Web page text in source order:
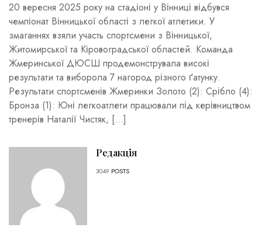
20 вересня 2025 року на стадіоні у Вінниці відбувся
чемпіонат Вінницької області з легкої атлетики. У
змаганнях взяли участь спортсмени з Вінницької,
Житомирської та Кіровоградської областей. Команда
Жмеринської ДЮСШ продемонструвала високі
результати та виборола 7 нагород різного ґатунку.
Результати спортсменів Жмеринки Золото (2): Срібло (4):
Бронза (1): Юні легкоатлети працювали під керівництвом
тренерів Наталії Чистяк, […]
Редакція
3049 POSTS